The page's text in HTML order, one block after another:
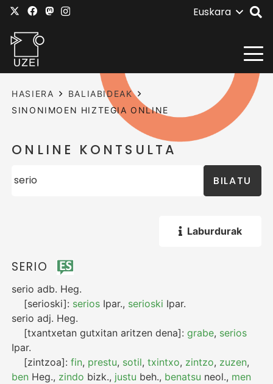
Euskara
HASIERA
BALIABIDEAK
SINONIMOEN HIZTEGIA ONLINE
ONLINE KONTSULTA
BILATU
Laburdurak
SERIO
serio adb. Heg.
[serioski]: serios Ipar., serioski Ipar.
serio adj. Heg.
[txantxetan gutxitan aritzen dena]:grabe, serios
Ipar.
[zintzoa]:fin, prestu, sotil,txintxo, zintzo, zuzen,
ben Heg., zindo bizk., justu beh., benatsu neol., men